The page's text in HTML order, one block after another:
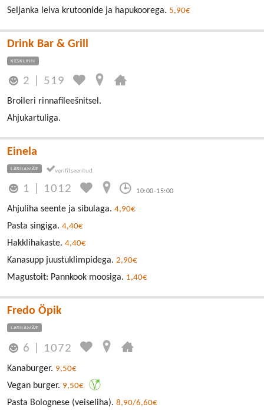
Seljanka leiva krutoonide ja hapukoorega. 5,90€
Drink Bar & Grill
KESKLINN
2 519
Broileri rinnafileešnitsel.
Ahjukartuliga.
Einela
LASNAMÄE
1 1012 10:00-15:00
Ahjuliha seente ja sibulaga. 4,90€
Pasta singiga. 4,40€
Hakklihakaste. 4,40€
Kanasupp juustuklimpidega. 2,90€
Magustoit: Pannkook moosiga. 1,40€
Fredo Öpik
LASNAMÄE
6 1072
Kanaburger. 9,50€
Vegan burger. 9,50€
Pasta Bolognese (veiseliha). 8,90/6,60€